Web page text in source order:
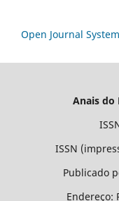
Open Journal
Anais do
ISSN
Publicado
Endereço: